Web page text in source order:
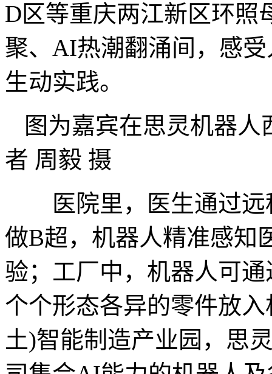
D区等重庆两江新区环照
聚、AI热潮翻涌间，感
生动实践。
图为嘉宾在思灵机器
者 周毅 摄
医院里，医生通过远
做B超，机器人精准感知
验；工厂中，机器人可
个个形态各异的零件放
土)智能制造产业园，思